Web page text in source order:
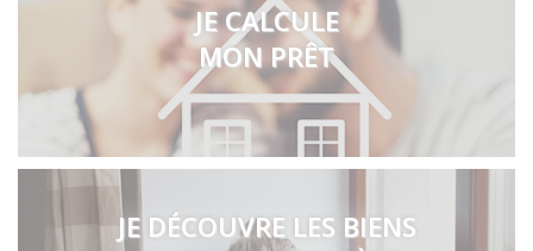
JE CALCULE
MON PRÊT
JE DÉCOUVRE LES BIENS